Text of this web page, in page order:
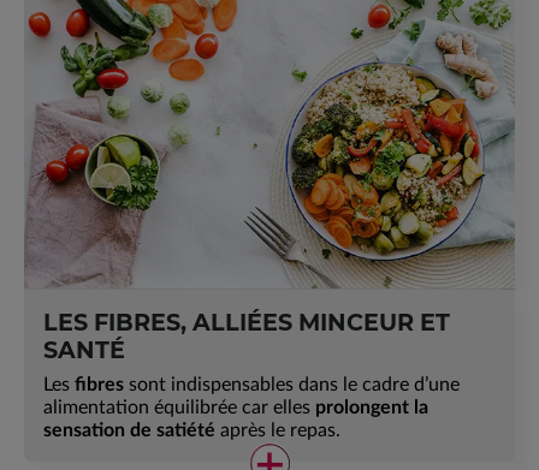
LES FIBRES, ALLIÉES MINCEUR ET
SANTÉ
Les fibres sont indispensables dans le cadre d’une
alimentation équilibrée car elles prolongent la
sensation de satiété après le repas.